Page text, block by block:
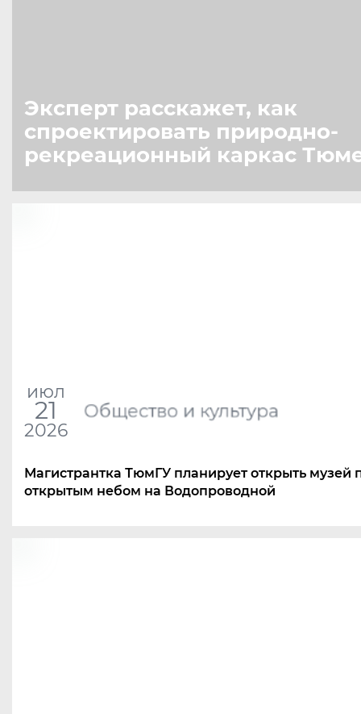
Эксперт расскажет, как
спроектировать природно-
рекреационный каркас
июл
21
2026
Общество и культура
Магистрантка ТюмГУ планирует открыть музей
открытым небом на Водопроводной